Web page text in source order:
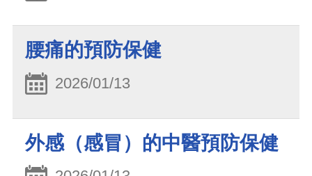
腰痛的預防保健
2026/01/13
外感（感冒）的中醫預防保健